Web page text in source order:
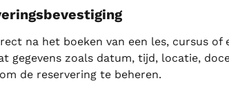
na het boeken van een les, cursus of
gegevens zoals datum, tijd, locatie,
de reservering te beheren.